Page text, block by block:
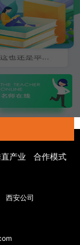
产业 合作模式
西安公司